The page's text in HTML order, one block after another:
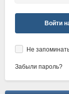
Войти
Не
Забыли пароль?